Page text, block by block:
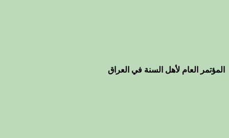
المؤتمر العام لأهل السنة في العراق